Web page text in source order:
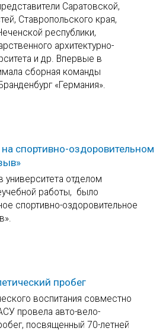
Саратовской,
Ставропольского края,
республики,
архитектурно-
и др. Впервые в
сборная команды
«Германия».
спортивно-оздоровительном
университета отделом
работы, было
спортивно-оздоровительное
пробег
воспитания совместно
провела авто-вело-
посвященный 70-летней